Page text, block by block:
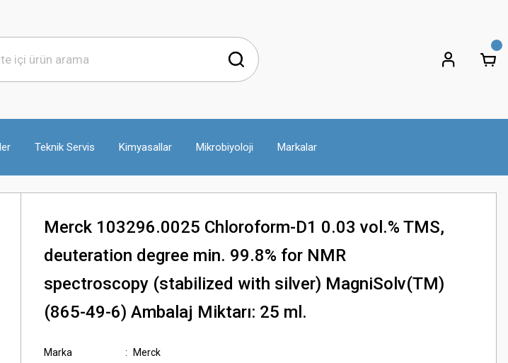
Teknik Servis Kimyasallar Mikrobiyoloji Markalar
Merck 103296.0025 Chloroform-D1 0.03 vol.% TMS,
deuteration degree min. 99.8% for NMR
spectroscopy (stabilized with silver) MagniSolv(TM)
(865-49-6) Ambalaj Miktarı: 25 ml.
Marka
Merck